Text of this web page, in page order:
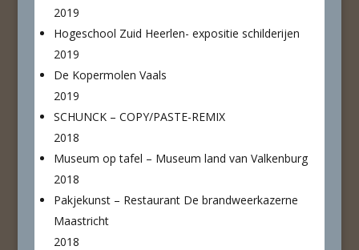
2019
Hogeschool Zuid Heerlen- expositie schilderijen
2019
De Kopermolen Vaals
2019
SCHUNCK – COPY/PASTE-REMIX
2018
Museum op tafel – Museum land van Valkenburg
2018
Pakjekunst– Restaurant De brandweerkazerne
Maastricht
2018